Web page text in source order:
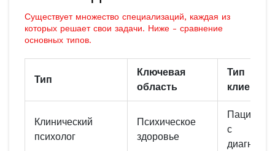
Существует множество специализаций, каждая из
которых решает свои задачи. Ниже - сравнение
основных типов.
Тип
Ключевая
область
Тип
клиентов
Клинический
психолог
Психическое
здоровье
Пациенты
с